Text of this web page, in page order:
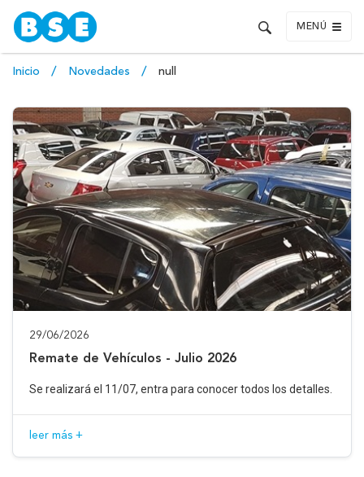
MENÚ
Inicio Novedades null
29/06/2026
Remate de Vehículos - Julio 2026
Se realizará el 11/07, entra para conocer todos los detalles.
leer más +